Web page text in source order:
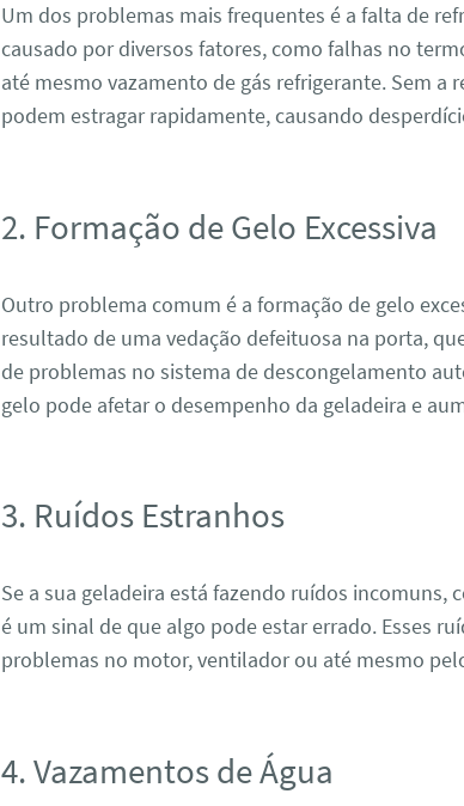
Um dos problemas mais frequentes é a falta de
causado por diversos fatores, como falhas no
até mesmo vazamento de gás refrigerante. Sem a
podem estragar rapidamente, causando
2. Formação de Gelo Excessiva
Outro problema comum é a formação de gelo
resultado de uma vedação defeituosa na porta,
de problemas no sistema de descongelamento
gelo pode afetar o desempenho da geladeira e
3. Ruídos Estranhos
Se a sua geladeira está fazendo ruídos incomuns,
é um sinal de que algo pode estar errado. Esses
problemas no motor, ventilador ou até mesmo
4. Vazamentos de Água